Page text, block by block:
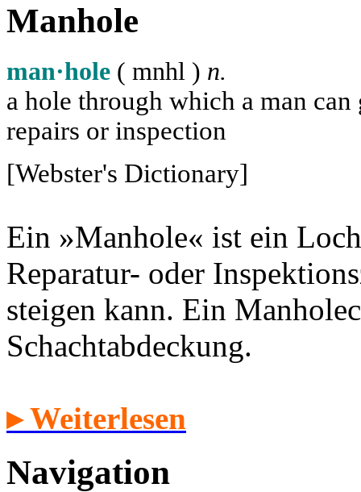
Manhole
man·hole ( mnhl ) n.
a hole through which a man
repairs or inspection
[Webster's Dictionary]
Ein »Manhole« ist ein
Reparatur- oder
steigen kann. Ein
Schachtabdeckung.
▸ Weiterlesen
Navigation